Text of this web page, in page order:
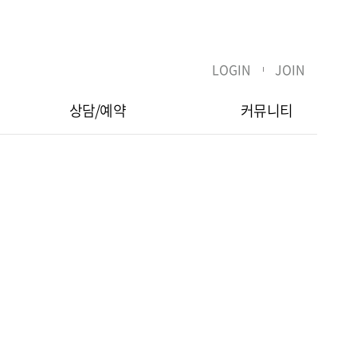
LOGIN JOIN
상담/예약 커뮤니티